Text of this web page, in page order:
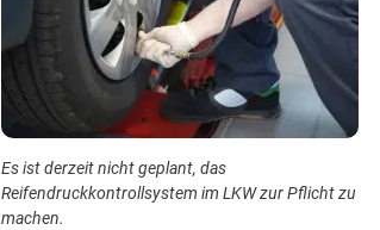
Es ist derzeit nicht geplant, das
Reifendruckkontrollsystem im LKW zur Pflicht zu
machen.